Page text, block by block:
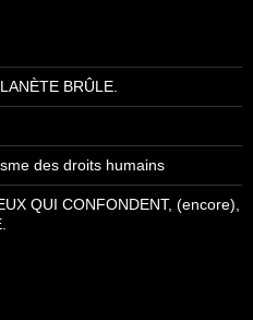
BRÛLE.
des droits humains
QUI CONFONDENT, (encore),